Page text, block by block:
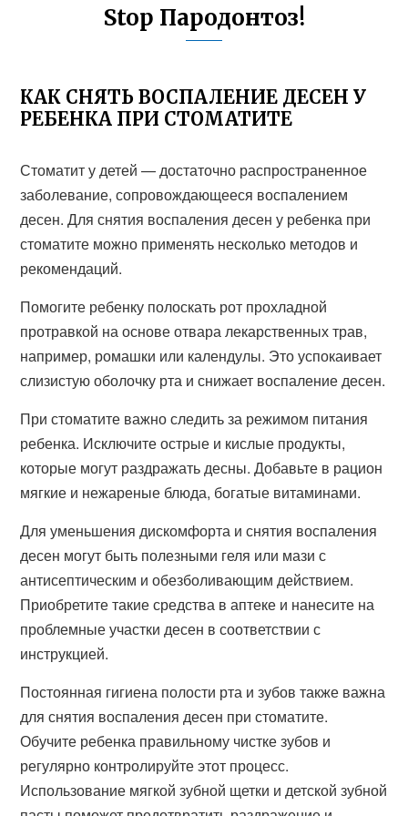
Stop Пародонтоз!
КАК СНЯТЬ ВОСПАЛЕНИЕ ДЕСЕН У
РЕБЕНКА ПРИ СТОМАТИТЕ
Стоматит у детей — достаточно распространенное
заболевание, сопровождающееся воспалением
десен. Для снятия воспаления десен у ребенка при
стоматите можно применять несколько методов и
рекомендаций.
Помогите ребенку полоскать рот прохладной
протравкой на основе отвара лекарственных трав,
например, ромашки или календулы. Это успокаивает
слизистую оболочку рта и снижает воспаление десен.
При стоматите важно следить за режимом питания
ребенка. Исключите острые и кислые продукты,
которые могут раздражать десны. Добавьте в рацион
мягкие и нежареные блюда, богатые витаминами.
Для уменьшения дискомфорта и снятия воспаления
десен могут быть полезными геля или мази с
антисептическим и обезболивающим действием.
Приобретите такие средства в аптеке и нанесите на
проблемные участки десен в соответствии с
инструкцией.
Постоянная гигиена полости рта и зубов также важна
для снятия воспаления десен при стоматите.
Обучите ребенка правильному чистке зубов и
регулярно контролируйте этот процесс.
Использование мягкой зубной щетки и детской зубной